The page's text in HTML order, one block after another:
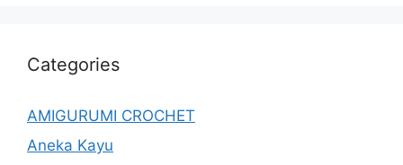
Categories
AMIGURUMI CROCHET
Aneka Kayu